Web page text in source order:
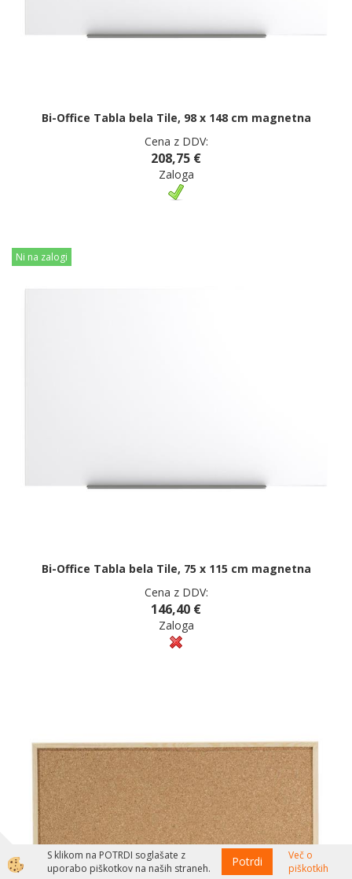
Bi-Office Tabla bela Tile, 98 x 148 cm magnetna
Cena z DDV:
208,75 €
Zaloga
Ni na zalogi
Bi-Office Tabla bela Tile, 75 x 115 cm magnetna
Cena z DDV:
146,40 €
Zaloga
S klikom na POTRDI soglašate z
uporabo piškotkov na naših straneh.
Potrdi
Več o
piškotkih